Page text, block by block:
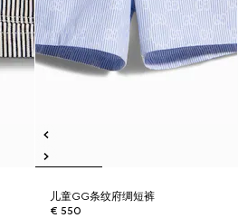
儿童GG条纹府绸短裤
€ 550